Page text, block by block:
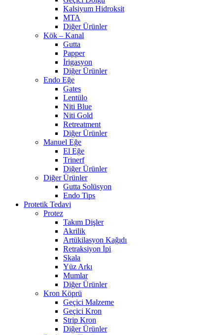
Kalsiyum Hidroksit
MTA
Diğer Ürünler
Kök – Kanal
Gutta
Papper
İrigasyon
Diğer Ürünler
Endo Eğe
Gates
Lentülo
Niti Blue
Niti Gold
Retreatment
Diğer Ürünler
Manuel Eğe
El Eğe
Trinerf
Diğer Ürünler
Diğer Ürünler
Gutta Solüsyon
Endo Tips
Protetik Tedavi
Protez
Takım Dişler
Akrilik
Artükilasyon Kağıdı
Retraksiyon İpi
Skala
Yüz Arkı
Mumlar
Diğer Ürünler
Kron Köprü
Geçici Malzeme
Geçici Kron
Strip Kron
Diğer Ürünler